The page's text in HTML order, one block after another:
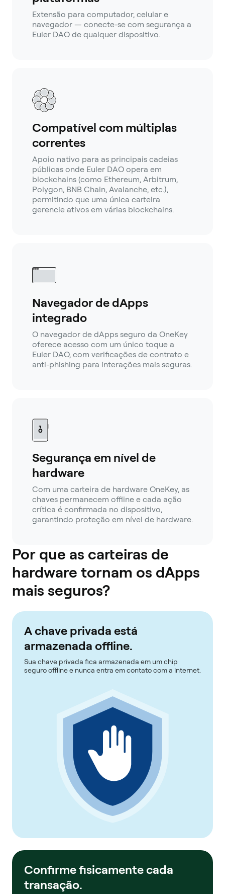
Extensão para computador, celular e
navegador — conecte-se com segurança a
Euler DAO de qualquer dispositivo.
Compatível com múltiplas
correntes
Apoio nativo para as principais cadeias
públicas onde Euler DAO opera em
blockchains (como Ethereum, Arbitrum,
Polygon, BNB Chain, Avalanche, etc.),
permitindo que uma única carteira
gerencie ativos em várias blockchains.
Navegador de dApps
integrado
O navegador de dApps seguro da OneKey
oferece acesso com um único toque a
Euler DAO, com verificações de contrato e
anti-phishing para interações mais seguras.
Segurança em nível de
hardware
Com uma carteira de hardware OneKey, as
chaves permanecem offline e cada ação
crítica é confirmada no dispositivo,
garantindo proteção em nível de hardware.
Por que as carteiras de
hardware tornam os dApps
mais seguros?
A chave privada está
armazenada offline.
Sua chave privada fica armazenada em um chip
seguro offline e nunca entra em contato com a internet.
Confirme fisicamente cada
transação.